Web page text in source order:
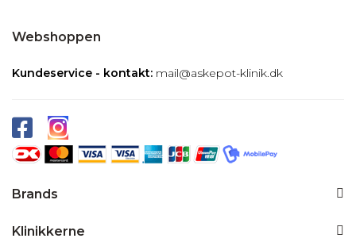
Webshoppen
Kundeservice - kontakt: mail@askepot-klinik.dk
Brands
Klinikkerne